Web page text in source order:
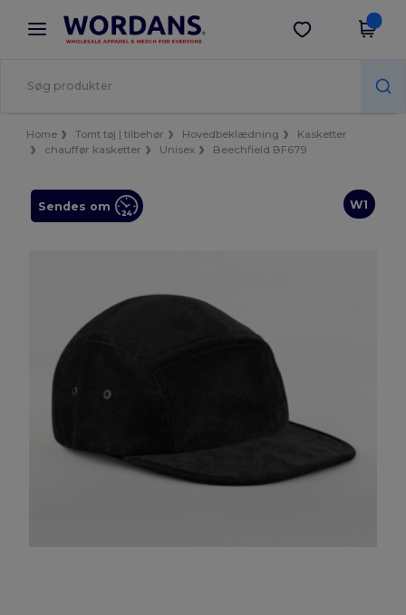
× Wordans-app
Bedre priser i appen!
Hent app
Home Tomt tøj | tilbehør Hovedbeklædning
Kasketter
chauffør kasketter
Unisex Beechfield BF679
W1
Sendes om